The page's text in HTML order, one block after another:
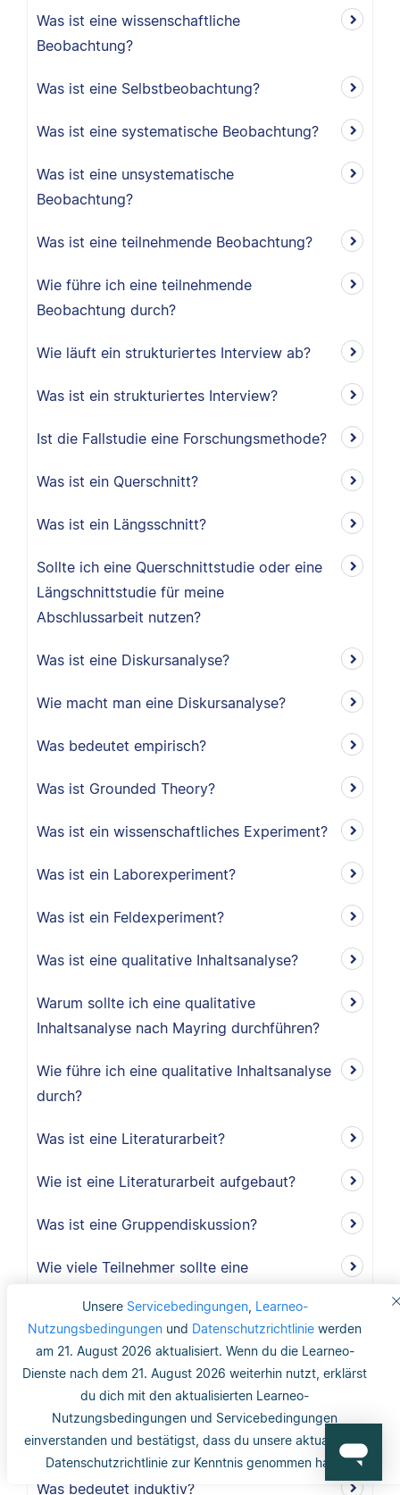
Unsere Servicebedingungen, Learneo-
Nutzungsbedingungen und Datenschutzrichtlinie werden
am 21. August 2026 aktualisiert. Wenn du die Learneo-
Dienste nach dem 21. August 2026 weiterhin nutzt, erklärst
du dich mit den aktualisierten Learneo-
Nutzungsbedingungen und Servicebedingungen
einverstanden und bestätigst, dass du unsere aktualisierte
Datenschutzrichtlinie zur Kenntnis genommen hast.
Was ist eine wissenschaftliche
Beobachtung?
Was ist eine Selbstbeobachtung?
Was ist eine systematische Beobachtung?
Was ist eine unsystematische
Beobachtung?
Was ist eine teilnehmende Beobachtung?
Wie führe ich eine teilnehmende
Beobachtung durch?
Wie läuft ein strukturiertes Interview ab?
Was ist ein strukturiertes Interview?
Ist die Fallstudie eine Forschungsmethode?
Was ist ein Querschnitt?
Was ist ein Längsschnitt?
Sollte ich eine Querschnittstudie oder eine
Längschnittstudie für meine
Abschlussarbeit nutzen?
Was ist eine Diskursanalyse?
Wie macht man eine Diskursanalyse?
Was bedeutet empirisch?
Was ist Grounded Theory?
Was ist ein wissenschaftliches Experiment?
Was ist ein Laborexperiment?
Was ist ein Feldexperiment?
Was ist eine qualitative Inhaltsanalyse?
Warum sollte ich eine qualitative
Inhaltsanalyse nach Mayring durchführen?
Wie führe ich eine qualitative Inhaltsanalyse
durch?
Was ist eine Literaturarbeit?
Wie ist eine Literaturarbeit aufgebaut?
Was ist eine Gruppendiskussion?
Wie viele Teilnehmer sollte eine
Warum sollte ich eine Gruppendiskussion
durchführen?
Wie lang ist der Methodikteil?
Was bedeutet deduktiv und induktiv?
Was bedeutet induktiv?